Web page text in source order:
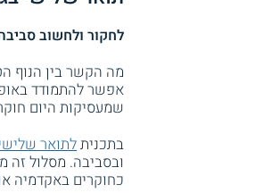
לחקור ולחשוב
מה הקשר בין הנוף
אפשר להתמודד
שמעסיקות היום
בתכניתלתואר
ובסביבה. מסלול זה
כחוקרים באקדמיה